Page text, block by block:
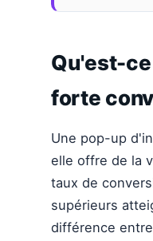
Qu'est-
forte
Une pop-up
elle offre de la
taux de
supérieurs
différence